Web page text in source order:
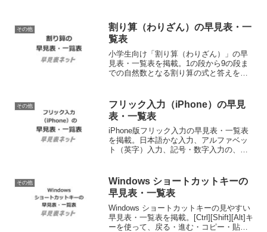
その他
割り算（わりざん）の早見表・一
覧表
小学生向け「割り算（わりざん）」の早
見表・一覧表を掲載。1の段から9の段ま
での自然数となる割り算の式と答えを一
刷用PDFファイルも提供。
その他
フリック入力（iPhone）の早見
表・一覧表
iPhone版フリック入力の早見表・一覧表
を掲載。日本語かな入力、アルファベッ
ト（英字）入力、記号・数字入力の、そ
して使えるシンプルな印刷用PDFファイ
ルも提供。
その他
Windows ショートカットキーの
早見表・一覧表
Windows ショートカットキーの見やすい
早見表・一覧表を掲載。[Ctrl][Shift][Alt]キ
ーを使って、戻る・進む・コピー・貼り